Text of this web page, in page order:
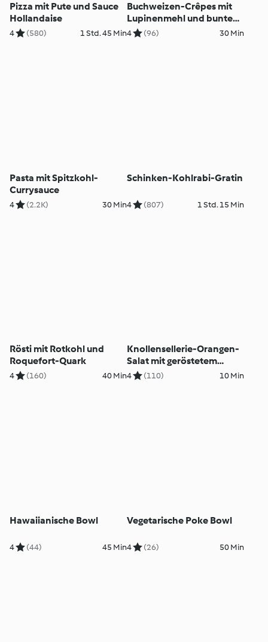
Pizza mit Pute und Sauce
Hollandaise
4 (580) 1 Std. 45 Min
Buchweizen-Crêpes mit
Lupinenmehl und buntem
Gemüse
4 (96) 30 Min
Pasta mit Spitzkohl-
Currysauce
4 (2.2K) 30 Min
Schinken-Kohlrabi-Gratin
4 (807) 1 Std. 15 Min
Rösti mit Rotkohl und
Roquefort-Quark
4 (160) 40 Min
Knollensellerie-Orangen-
Salat mit geröstetem
Sesam
4 (110) 10 Min
Hawaiianische Bowl
4 (44) 45 Min
Vegetarische Poke Bowl
4 (26) 50 Min